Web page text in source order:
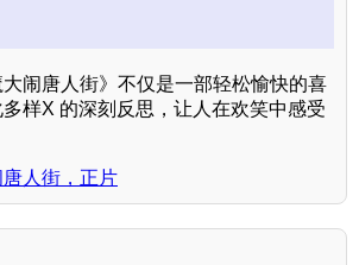
闹唐人街》不仅是一部轻松愉快的喜
样X 的深刻反思，让人在欢笑中感受
人街，正片